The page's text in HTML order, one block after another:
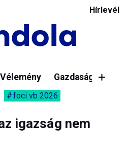
Hírlevél
Vélemény Gazdaság
foci vb 2026
igazság nem